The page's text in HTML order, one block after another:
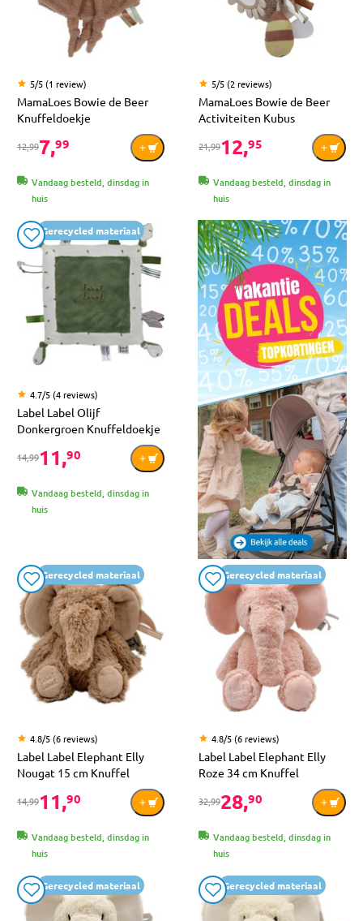
5/5 (1 review)
MamaLoes Bowie de Beer
Knuffeldoekje
12,997,99
Vandaag besteld, dinsdag in
huis
5/5 (2 reviews)
MamaLoes Bowie de Beer
Activiteiten Kubus
21,9912,95
Vandaag besteld, dinsdag in
huis
Gerecycled materiaal
4.7/5 (4 reviews)
Label Label Olijf
Donkergroen Knuffeldoekje
14,9911,90
Vandaag besteld, dinsdag in
huis
Gerecycled materiaal
4.8/5 (6 reviews)
Label Label Elephant Elly
Nougat 15 cm Knuffel
14,9911,90
Vandaag besteld, dinsdag in
huis
Gerecycled materiaal
4.8/5 (6 reviews)
Label Label Elephant Elly
Roze 34 cm Knuffel
32,9928,90
Vandaag besteld, dinsdag in
huis
Gerecycled materiaal Gerecycled materiaal